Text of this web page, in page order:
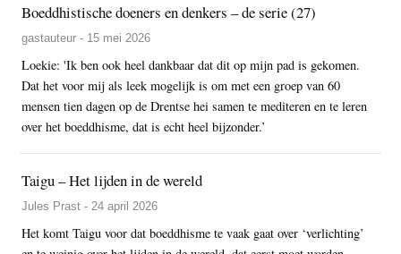
Boeddhistische doeners en denkers – de serie (27)
gastauteur - 15 mei 2026
Loekie: 'Ik ben ook heel dankbaar dat dit op mijn pad is gekomen.
Dat het voor mij als leek mogelijk is om met een groep van 60
mensen tien dagen op de Drentse hei samen te mediteren en te leren
over het boeddhisme, dat is echt heel bijzonder.’
Taigu – Het lijden in de wereld
Jules Prast - 24 april 2026
Het komt Taigu voor dat boeddhisme te vaak gaat over ‘verlichting’